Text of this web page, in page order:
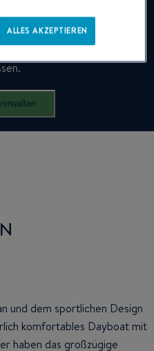
müssen Sie zuvor die
und dem sportlichen Design
komfortables Dayboat mit
haben das großzügige
ALLES AKZEPTIEREN